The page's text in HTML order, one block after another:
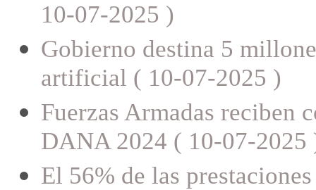
10-07-2025 )
Gobierno destina 5
artificial ( 10-07-2025 )
Fuerzas Armadas reciben
DANA 2024 ( 10-07-2025
El 56% de las